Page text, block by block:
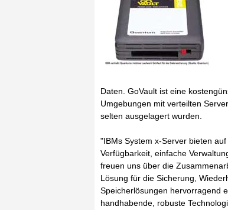
Daten. GoVault ist eine
Umgebungen mit verteilten
selten ausgelagert wurden.
"IBMs System x-Server bieten
Verfügbarkeit, einfache
freuen uns über die
Lösung für die Sicherung,
Speicherlösungen hervorragend
handhabende, robuste